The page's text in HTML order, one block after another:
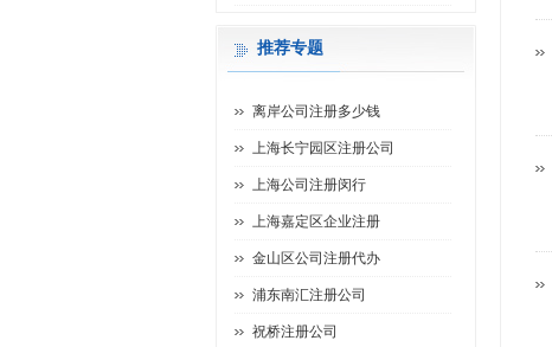
推荐专题
离岸公司注册多少钱
上海长宁园区注册公司
上海公司注册闵行
上海嘉定区企业注册
金山区公司注册代办
浦东南汇注册公司
祝桥注册公司